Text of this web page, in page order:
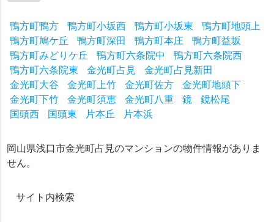
鴨方町鴨方 鴨方町小坂西 鴨方町小坂東
鴨方町地頭上
鴨方町鳩ケ丘
鴨方町深田 鴨方町本庄
鴨方町益坂
鴨方町みどりケ丘
鴨方町六条院中
鴨方町六条院西
鴨方町六条院東
金光町占見
金光町占見新田
金光町大谷
金光町上竹 金光町佐方
金光町地頭下
金光町下竹
金光町須恵 金光町八重 鏡
鏡松尾
国頭西
国頭東 片本丘 片本浜
岡山県浅口市金光町占見のマンションの物件情報がありま
せん。
サイト内検索